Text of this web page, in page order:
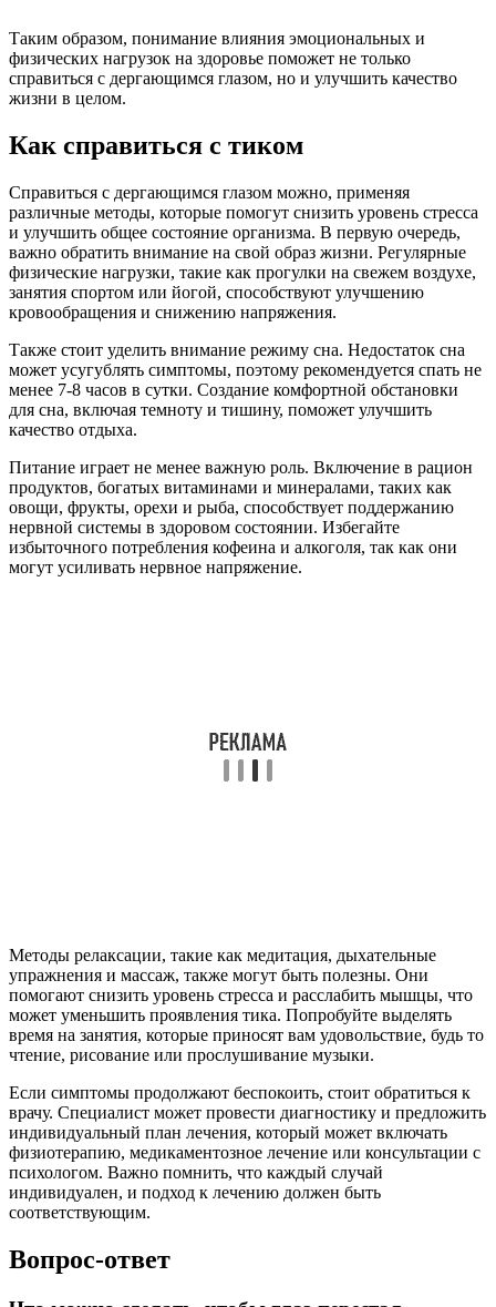
Таким образом, понимание влияния эмоциональных и
физических нагрузок на здоровье поможет не только
справиться с дергающимся глазом, но и улучшить качество
жизни в целом.
Как справиться с тиком
Справиться с дергающимся глазом можно, применяя
различные методы, которые помогут снизить уровень стресса
и улучшить общее состояние организма. В первую очередь,
важно обратить внимание на свой образ жизни. Регулярные
физические нагрузки, такие как прогулки на свежем воздухе,
занятия спортом или йогой, способствуют улучшению
кровообращения и снижению напряжения.
Также стоит уделить внимание режиму сна. Недостаток сна
может усугублять симптомы, поэтому рекомендуется спать не
менее 7-8 часов в сутки. Создание комфортной обстановки
для сна, включая темноту и тишину, поможет улучшить
качество отдыха.
Питание играет не менее важную роль. Включение в рацион
продуктов, богатых витаминами и минералами, таких как
овощи, фрукты, орехи и рыба, способствует поддержанию
нервной системы в здоровом состоянии. Избегайте
избыточного потребления кофеина и алкоголя, так как они
могут усиливать нервное напряжение.
Методы релаксации, такие как медитация, дыхательные
упражнения и массаж, также могут быть полезны. Они
помогают снизить уровень стресса и расслабить мышцы, что
может уменьшить проявления тика. Попробуйте выделять
время на занятия, которые приносят вам удовольствие, будь то
чтение, рисование или прослушивание музыки.
Если симптомы продолжают беспокоить, стоит обратиться к
врачу. Специалист может провести диагностику и предложить
индивидуальный план лечения, который может включать
физиотерапию, медикаментозное лечение или консультации с
психологом. Важно помнить, что каждый случай
индивидуален, и подход к лечению должен быть
соответствующим.
Вопрос-ответ